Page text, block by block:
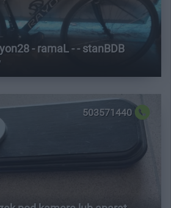
- ramaL - - stanBDB
503571440